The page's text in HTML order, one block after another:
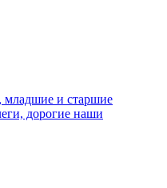
и старшие
дорогие наши